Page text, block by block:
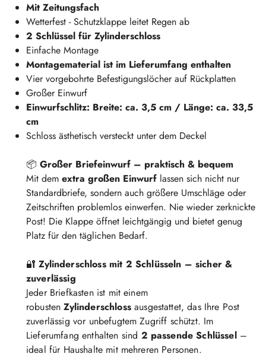
Mit Zeitungsfach
Wetterfest - Schutzklappe leitet Regen ab
2 Schlüssel für Zylinderschloss
Einfache Montage
Montagematerial ist im Lieferumfang enthalten
Vier vorgebohrte Befestigungslöcher auf Rückplatten
Großer Einwurf
Einwurfschlitz: Breite: ca. 3,5 cm / Länge: ca. 33,5
cm
Schloss ästhetisch versteckt unter dem Deckel
📦 Großer Briefeinwurf – praktisch & bequem
Mit dem extra großen Einwurf lassen sich nicht nur
Standardbriefe, sondern auch größere Umschläge oder
Zeitschriften problemlos einwerfen. Nie wieder zerknickte
Post! Die Klappe öffnet leichtgängig und bietet genug
Platz für den täglichen Bedarf.
🔐 Zylinderschloss mit 2 Schlüsseln – sicher &
zuverlässig
Jeder Briefkasten ist mit einem
robusten Zylinderschloss ausgestattet, das Ihre Post
zuverlässig vor unbefugtem Zugriff schützt. Im
Lieferumfang enthalten sind 2 passende Schlüssel –
ideal für Haushalte mit mehreren Personen.